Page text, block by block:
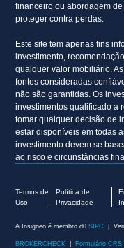
financeiro ou abordagem
proteger contra perdas.
Este site tem apenas fins
investimento,
qualquer valor mobiliário.
fontes consideradas
não são garantidas. Os
investimentos qualificado a
tomar qualquer decisão de
estar disponíveis em todas
investimento devem se
ao risco e circunstâncias
Termos de
Uso
Política de
Privacidade
A Insigneo é membro d0SIPC |
BROKERCHECK Formulário CRS